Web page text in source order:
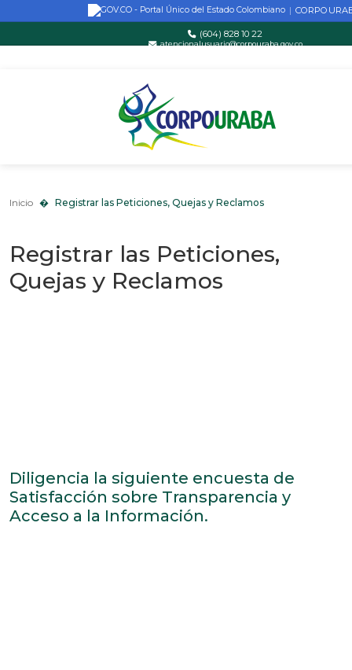
Saltar al contenido principal
|
(604) 828 10 22
atencionalusuario@corpouraba.gov.co
Registrar las Peticiones, Quejas y Reclamos
Inicio Registrar las Peticiones, Quejas y Reclamos
Registrar las Peticiones,
Quejas y Reclamos
Diligencia la siguiente encuesta de
Satisfacción sobre Transparencia y
Acceso a la Información.